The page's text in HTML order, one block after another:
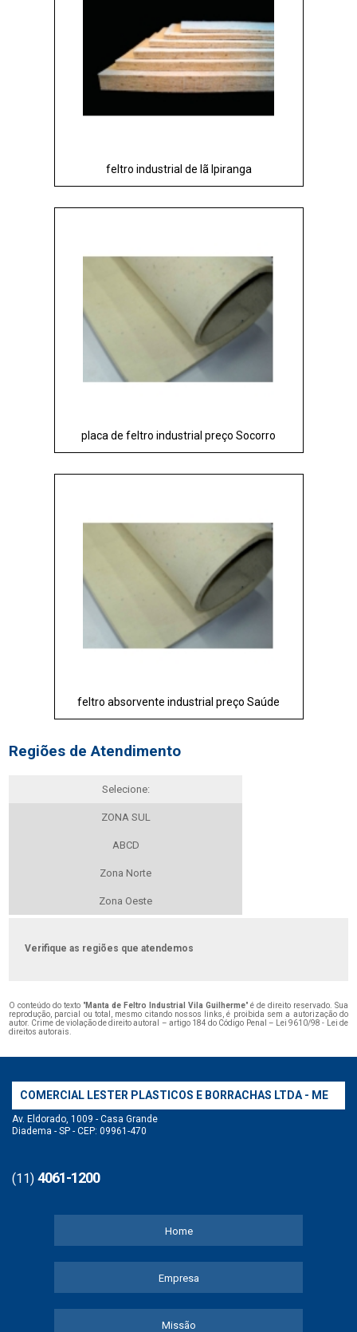
feltro industrial de lã Ipiranga
placa de feltro industrial preço Socorro
feltro absorvente industrial preço Saúde
Regiões de Atendimento
Selecione:
ZONA SUL
ABCD
Zona Norte
Zona Oeste
Verifique as regiões que atendemos
O conteúdo do texto "Manta de Feltro Industrial Vila Guilherme" é de direito reservado. Sua
reprodução, parcial ou total, mesmo citando nossos links, é proibida sem a autorização do
autor. Crime de violação de direito autoral – artigo 184 do Código Penal –
Lei 9610/98 - Lei de
direitos autorais
COMERCIAL LESTER PLASTICOS E BORRACHAS LTDA - ME
Av. Eldorado, 1009 - Casa Grande
Diadema - SP - CEP: 09961-470
(11) 4061-1200
Home
Empresa
Missão